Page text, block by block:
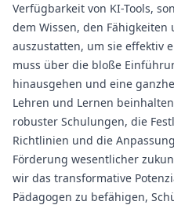
Verfügbarkeit von KI-Tools,
dem Wissen, den
auszustatten, um sie effektiv
muss über die bloße
hinausgehen und eine
Lehren und Lernen
robuster Schulungen, die
Richtlinien und die
Förderung wesentlicher
wir das transformative
Pädagogen zu befähigen,